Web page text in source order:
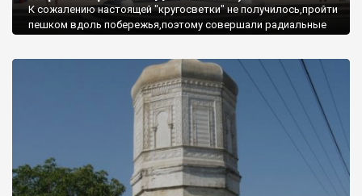
К сожалению настоящей "кругосветки" не получилось,пройти
пешком вдоль побережья,поэтому совершали радиальные